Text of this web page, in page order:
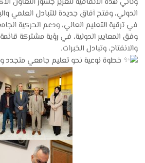
الدولي، وفتح آفاق جديدة للتبادل العلمي
في ترقية التعليم العالي، ودعم الحركية
وفق المعايير الدولية، في رؤية مشتركة
والانفتاح، وتبادل الخبرات.
خطوة نوعية نحو تعليم جامعي متجدد